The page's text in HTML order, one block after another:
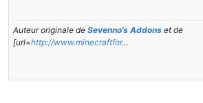
}
Auteur originale de Sevenno’s Addons et de
[url=http://www.minecraftfor…